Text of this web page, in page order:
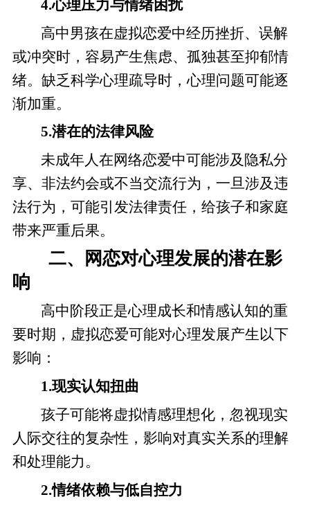
4.心理压力与情绪困扰
高中男孩在虚拟恋爱中经历挫折、误解
或冲突时，容易产生焦虑、孤独甚至抑郁情
绪。缺乏科学心理疏导时，心理问题可能逐
渐加重。
5.潜在的法律风险
未成年人在网络恋爱中可能涉及隐私分
享、非法约会或不当交流行为，一旦涉及违
法行为，可能引发法律责任，给孩子和家庭
带来严重后果。
二、网恋对心理发展的潜在影
响
高中阶段正是心理成长和情感认知的重
要时期，虚拟恋爱可能对心理发展产生以下
影响：
1.现实认知扭曲
孩子可能将虚拟情感理想化，忽视现实
人际交往的复杂性，影响对真实关系的理解
和处理能力。
2.情绪依赖与低自控力